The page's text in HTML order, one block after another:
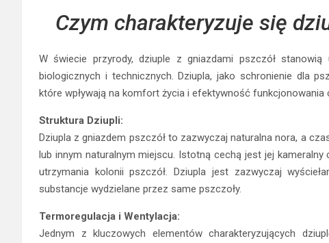
Czym charakteryzuje się
W świecie przyrody, dziuple z gniazdami pszczół stanowią
biologicznych i technicznych. Dziupla, jako schronienie dla
które wpływają na komfort życia i efektywność funkcjonowania
Struktura Dziupli:
Dziupla z gniazdem pszczół to zazwyczaj naturalna nora, a
lub innym naturalnym miejscu. Istotną cechą jest jej
utrzymania kolonii pszczół. Dziupla jest zazwyczaj
substancje wydzielane przez same pszczoły.
Termoregulacja i Wentylacja:
Jednym z kluczowych elementów charakteryzujących